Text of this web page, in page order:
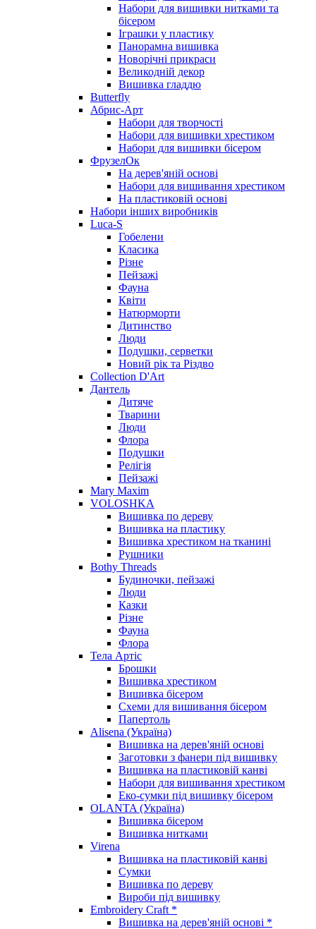
Набори для вишивки нитками та
бісером
Іграшки у пластику
Панорамна вишивка
Новорічні прикраси
Великодній декор
Вишивка гладдю
Butterfly
Абрис-Арт
Набори для творчості
Набори для вишивки хрестиком
Набори для вишивки бісером
ФрузелОк
На дерев'яній основі
Набори для вишивання хрестиком
На пластиковій основі
Набори інших виробників
Luca-S
Гобелени
Класика
Різне
Пейзажі
Фауна
Квіти
Натюрморти
Дитинство
Люди
Подушки, серветки
Новий рік та Різдво
Collection D'Art
Дантель
Дитяче
Тварини
Люди
Флора
Подушки
Релігія
Пейзажі
Mary Maxim
VOLOSHKA
Вишивка по дереву
Вишивка на пластику
Вишивка хрестиком на тканині
Рушники
Bothy Threads
Будиночки, пейзажі
Люди
Казки
Різне
Фауна
Флора
Тела Артіс
Брошки
Вишивка хрестиком
Вишивка бісером
Схеми для вишивання бісером
Папертоль
Alisena (Україна)
Вишивка на дерев'яній основі
Заготовки з фанери під вишивку
Вишивка на пластиковій канві
Набори для вишивання хрестиком
Еко-сумки під вишивку бісером
OLANTA (Україна)
Вишивка бісером
Вишивка нитками
Virena
Вишивка на пластиковій канві
Сумки
Вишивка по дереву
Вироби під вишивку
Embroidery Craft *
Вишивка на дерев'яній основі *